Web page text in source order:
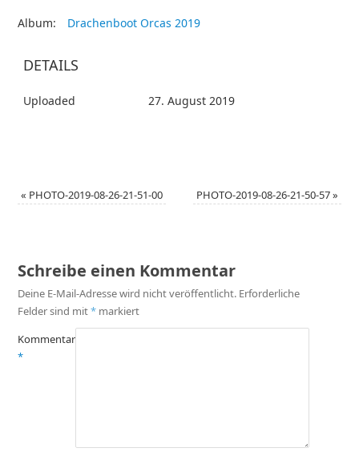
Album: Drachenboot Orcas 2019
DETAILS
Uploaded 27. August 2019
« PHOTO-2019-08-26-21-51-00 PHOTO-2019-08-26-21-50-57»
Schreibe einen Kommentar
Deine E-Mail-Adresse wird nicht veröffentlicht. Erforderliche
Felder sind mit*markiert
Kommentar
*